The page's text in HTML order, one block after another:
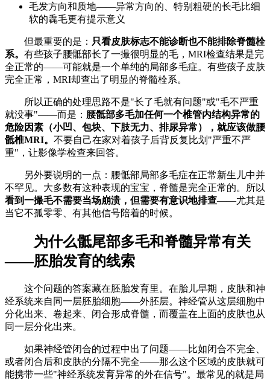
毛发方向和质地——异常方向的、特别粗硬的长毛比细
软的毳毛更有提示意义
但最重要的是： 只看皮肤标志不能诊断也不能排除脊髓栓
系。 有些孩子腰骶部长了一撮很明显的毛，MRI检查结果是完
全正常的——可能就是一个单纯的局部多毛症。有些孩子皮肤
完全正常，MRI却查出了明显的脊髓栓系。
所以正确的处理思路不是"长了毛就有问题"或"毛不严重
就没事"——而是： 腰骶部多毛加任何一个椎管内结构异常的
危险因素（小凹、包块、下肢无力、排尿异常），就应该做腰
骶椎MRI。 不要自己在家对着孩子后背反复比划"严重不严
重"，让影像学检查来回答。
另外要说明的一点：腰骶部局部多毛症在正常新生儿中并
不罕见。大多数有这种表现的宝宝，脊髓是完全正常的。所以
看到一撮毛不需要当场崩溃，但需要有意识地排查——尤其是
当它不孤零零、有其他信号陪着的时候。
为什么骶尾部多毛和脊髓异常有关
——胚胎发育的线索
这个问题的答案藏在胚胎发育里。在胎儿早期，皮肤和神
经系统来自同一层胚胎细胞——外胚层。神经管从这层细胞中
分化出来、卷起来、闭合形成脊髓，而覆盖在上面的皮肤也从
同一层分化出来。
如果神经管闭合的过程中出了问题——比如闭合不完全、
或者闭合后和皮肤的分隔不完全——那么这个区域的皮肤就可
能携带一些"神经系统发育异常的外在信号"。最常见的就是局